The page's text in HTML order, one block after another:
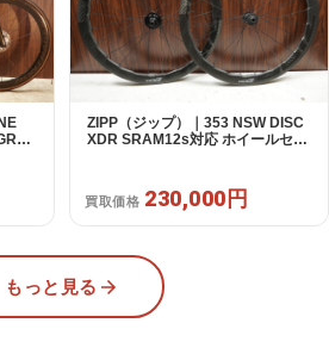
ZIPP（ジップ）｜353 NSW DISC
XDR SRAM12s対応 ホイールセッ
買取価格 230,000円
もっと見る